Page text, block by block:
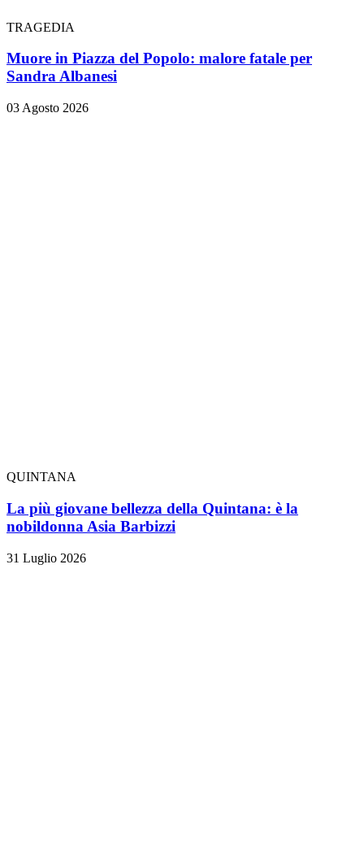
TRAGEDIA
Muore in Piazza del Popolo: malore fatale per
Sandra Albanesi
03 Agosto 2026
QUINTANA
La più giovane bellezza della Quintana: è la
nobildonna Asia Barbizzi
31 Luglio 2026